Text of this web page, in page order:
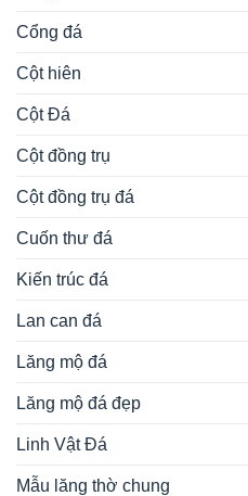
Cổng đá
Cột hiên
Cột Đá
Cột đồng trụ
Cột đồng trụ đá
Cuốn thư đá
Kiến trúc đá
Lan can đá
Lăng mộ đá
Lăng mộ đá đẹp
Linh Vật Đá
Mẫu lăng thờ chung